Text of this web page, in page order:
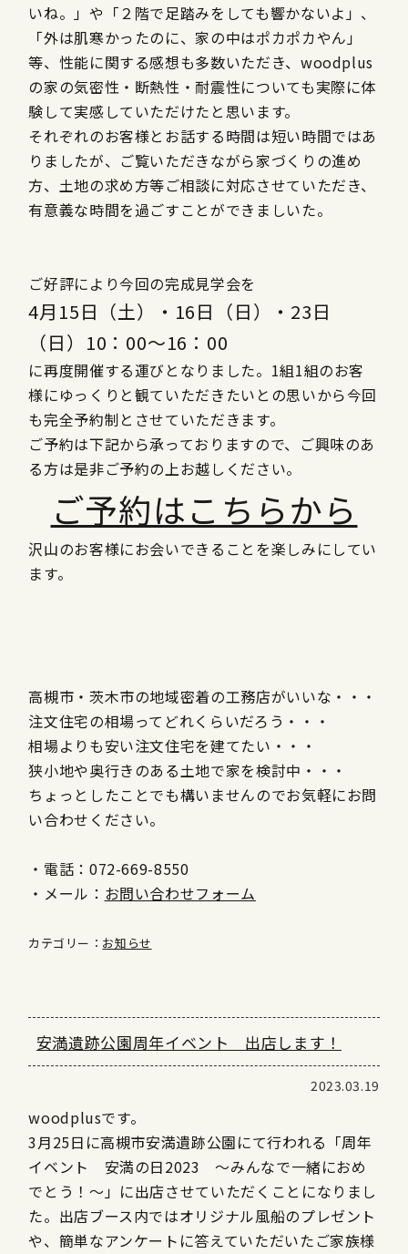
いね。」や「２階で足踏みをしても響かないよ」、
「外は肌寒かったのに、家の中はポカポカやん」
等、性能に関する感想も多数いただき、woodplus
の家の気密性・断熱性・耐震性についても実際に体
験して実感していただけたと思います。
それぞれのお客様とお話する時間は短い時間ではあ
りましたが、ご覧いただきながら家づくりの進め
方、土地の求め方等ご相談に対応させていただき、
有意義な時間を過ごすことができましいた。
ご好評により今回の完成見学会を
4月15日（土）・16日（日）・23日
（日）10：00～16：00
に再度開催する運びとなりました。1組1組のお客
様にゆっくりと観ていただきたいとの思いから今回
も完全予約制とさせていただきます。
ご予約は下記から承っておりますので、ご興味のあ
る方は是非ご予約の上お越しください。
ご予約はこちらから
沢山のお客様にお会いできることを楽しみにしてい
ます。
高槻市・茨木市の地域密着の工務店がいいな・・・
注文住宅の相場ってどれくらいだろう・・・
相場よりも安い注文住宅を建てたい・・・
狭小地や奥行きのある土地で家を検討中・・・
ちょっとしたことでも構いませんのでお気軽にお問
い合わせください。
・電話：072-669-8550
・メール： お問い合わせフォーム
カテゴリー： お知らせ
安満遺跡公園周年イベント 出店します！
2023.03.19
woodplusです。
3月25日に高槻市安満遺跡公園にて行われる「周年
イベント 安満の日2023 ～みんなで一緒におめ
でとう！～」に出店させていただくことになりまし
た。出店ブース内ではオリジナル風船のプレゼント
や、簡単なアンケートに答えていただいたご家族様